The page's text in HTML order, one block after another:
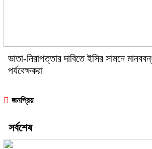
ভাতা-নিরাপত্তার দাবিতে ইসির সামনে
পর্যবেক্ষকরা
জনপ্রিয়
সর্বশেষ